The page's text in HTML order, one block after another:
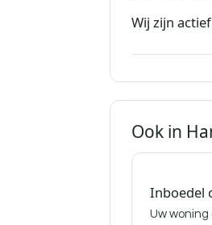
Wij zijn
Ook in
Inboedel
Uw